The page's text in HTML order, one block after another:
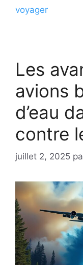
voyager
Les
avions
d’eau
contre
juillet 2, 2025